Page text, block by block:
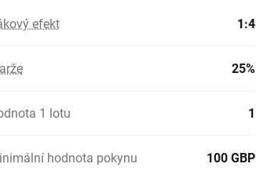
efekt 1:4
25%
1 lotu 1
hodnota pokynu 100 GBP